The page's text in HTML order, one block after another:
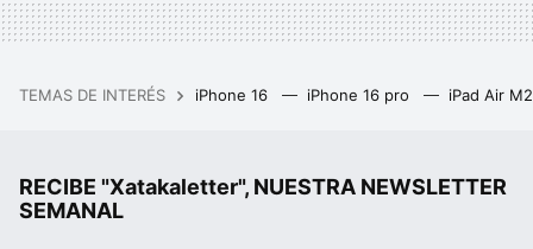
TEMAS DE INTERÉS iPhone 16 iPhone 16 pro iPad Air
RECIBE "Xatakaletter", NUESTRA NEWSLETTER
SEMANAL